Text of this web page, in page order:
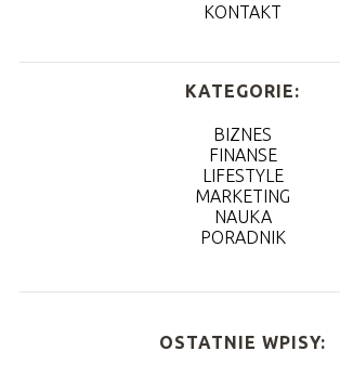
KONTAKT
KATEGORIE:
BIZNES
FINANSE
LIFESTYLE
MARKETING
NAUKA
PORADNIK
OSTATNIE WPISY: